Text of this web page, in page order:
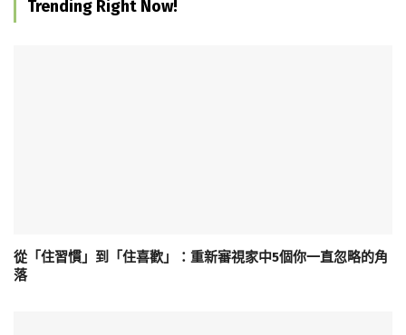
Trending Right Now!
從「住習慣」到「住喜歡」：重新審視家中5個你一直忽略的角
落